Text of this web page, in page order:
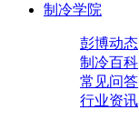
制冷学院
彭博动态
制冷百科
常见问答
行业资讯